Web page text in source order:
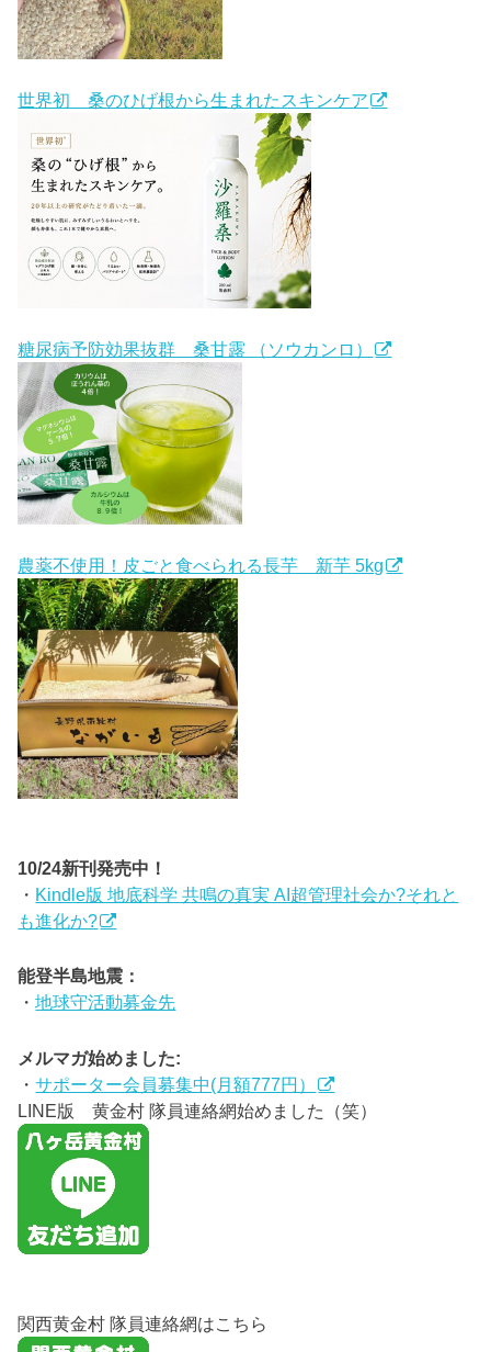
世界初 桑のひげ根から生まれたスキンケア
糖尿病予防効果抜群 桑甘露 （ソウカンロ）
農薬不使用！皮ごと食べられる長芋 新芋 5kg
10/24新刊発売中！
・ Kindle版 地底科学 共鳴の真実 AI超管理社会か?それと
も進化か?
能登半島地震：
・地球守活動募金先
メルマガ始めました:
・サポーター会員募集中(月額777円）
LINE版 黄金村 隊員連絡網始めました（笑）
関西黄金村 隊員連絡網はこちら